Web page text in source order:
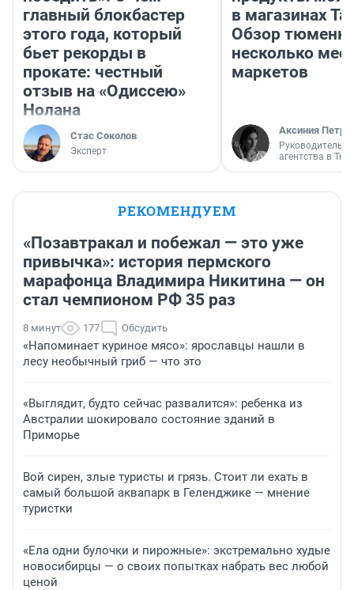
главный блокбастер
этого года, который
бьет рекорды в
прокате: честный
отзыв на «Одиссею»
Нолана
Стас Соколов
Эксперт
в магазинах
Обзор
несколько
маркетов
Аксиния
Руководитель
агентства в
РЕКОМЕНДУЕМ
«Позавтракал и побежал — это уже
привычка»: история пермского
марафонца Владимира Никитина — он
стал чемпионом РФ 35 раз
8 минут 177 Обсудить
«Напоминает куриное мясо»: ярославцы нашли в
лесу необычный гриб — что это
«Выглядит, будто сейчас развалится»: ребенка из
Австралии шокировало состояние зданий в
Приморье
Вой сирен, злые туристы и грязь. Стоит ли ехать в
самый большой аквапарк в Геленджике — мнение
туристки
«Ела одни булочки и пирожные»: экстремально худые
новосибирцы — о своих попытках набрать вес любой
ценой